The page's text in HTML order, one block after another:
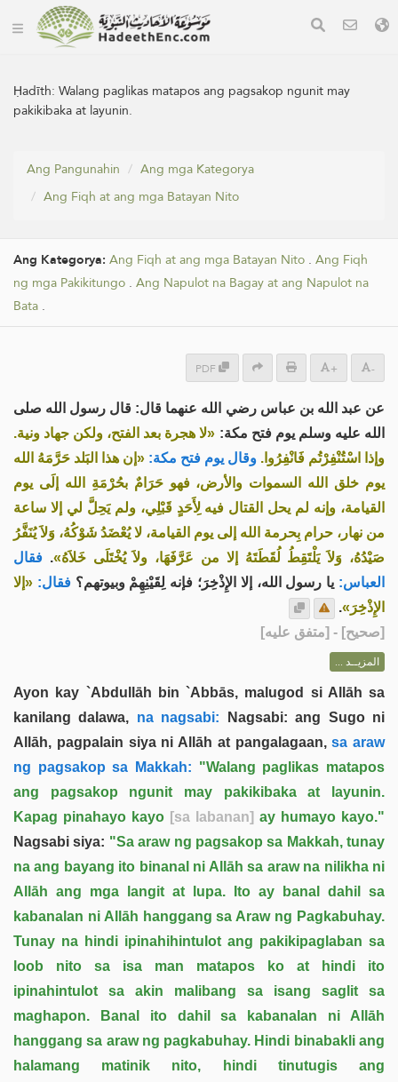
Ḥadīth:Walang paglikas matapos ang pagsakop ngunit may
pakikibaka at layunin.
Ang Pangunahin
Ang mga Kategorya
Ang Fiqh at ang mga Batayan Nito
Ang Kategorya: Ang Fiqh at ang mga Batayan Nito . Ang Fiqh
ng mga Pakikitungo . Ang Napulot na Bagay at ang Napulot na
Bata .
PDF + -
عن عبد الله بن عباس رضي الله عنهما قال: قال رسول الله صلى
الله عليه وسلم يوم فتح مكة: «لا هجرة بعد الفتح، ولكن جهاد ونية.
وإذا اسْتُنْفِرْتُم فَانْفِرُوا. وقال يوم فتح مكة: «إن هذا البَلد حَرَّمَهُ الله
يوم خلق الله السموات والأرض، فهو حَرَامٌ بحُرْمَةِ الله إلَى يوم
القيامة، وإنه لم يحل القتال فيه لِأَحَدٍ قَبْلِي، ولم يَحِلَّ لي إلا ساعة
من نهار، حرام بِحرمة الله إلى يوم القيامة، لا يُعْضَدُ شَوْكُهُ، وَلاَ يُنَفَّرُ
صَيْدُهُ، وَلاَ يَلْتَقِطُ لُقَطَتَهُ إلا من عَرَّفَهَا، ولاَ يُخْتَلَى خَلاَهُ». فقال
العباس: يا رسول الله، إلا الإِذْخِرَ؛ فإنه لِقَيْنِهِمْ وبيوتهم؟ فقال: «إلا
الإِذْخِرَ».
[صحيح] - [متفق عليه]
المزيــد ...
Ayon kay `Abdullāh bin `Abbās, malugod si Allāh sa
kanilang dalawa, na nagsabi: Nagsabi: ang Sugo ni
Allāh, pagpalain siya ni Allāh at pangalagaan,sa araw
ng pagsakop sa Makkah: "Walang paglikas matapos
ang pagsakop ngunit may pakikibaka at layunin.
Kapag pinahayo kayo [sa labanan] ay humayo kayo."
Nagsabi siya: "Sa araw ng pagsakop sa Makkah, tunay
na ang bayang ito binanal ni Allāh sa araw na nilikha ni
Allāh ang mga langit at lupa. Ito ay banal dahil sa
kabanalan ni Allāh hanggang sa Araw ng Pagkabuhay.
Tunay na hindi ipinahihintulot ang pakikipaglaban sa
loob nito sa isa man matapos ko at hindi ito
ipinahintulot sa akin malibang sa isang saglit sa
maghapon. Banal ito dahil sa kabanalan ni Allāh
hanggang sa araw ng pagkabuhay. Hindi binabakli ang
halamang matinik nito, hindi tinutugis ang